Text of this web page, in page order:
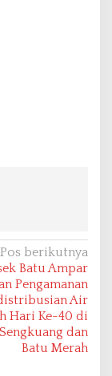
Pos berikutnya
Batu Ampar
Pengamanan
Air
Hari Ke-40 di
dan
Batu Merah